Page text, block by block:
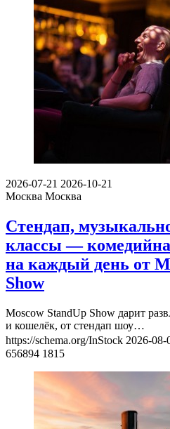
2026-07-21 2026-10-21
Москва Москва
Стендап,
классы —
на каждый день от
Show
Moscow StandUp Show дарит
и кошелёк, от стендап шоу…
https://schema.org/InStock 2026-08-
656894 1815